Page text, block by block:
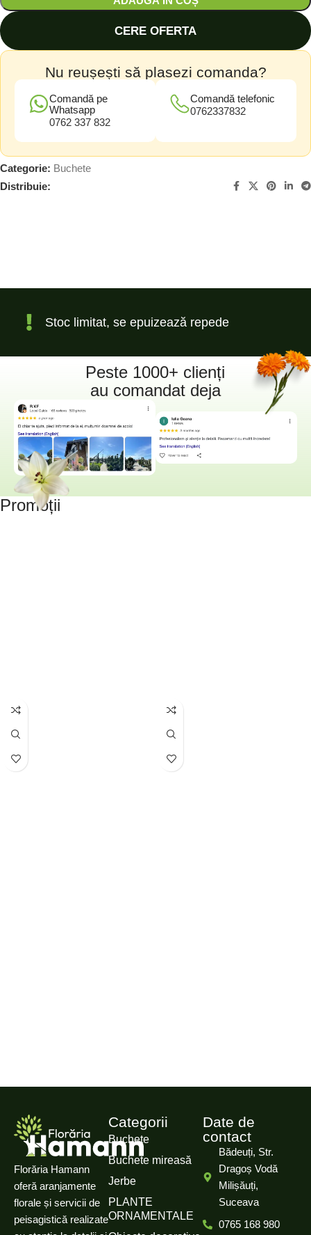
CERE OFERTA
Nu reușești să plasezi comanda?
Comandă pe
Whatsapp
0762 337 832
Comandă telefonic
0762337832
Categorie: Buchete
Distribuie:
Stoc limitat, se epuizează repede
Peste 1000+ clienți
au comandat deja
Promoții
Florăria Hamann
oferă aranjamente
florale și servicii de
peisagistică realizate
Categorii
Buchete
Buchete mireasă
Jerbe
PLANTE
ORNAMENTALE
Date de
contact
Bădeuți, Str.
Dragoș Vodă
Milișăuți,
Suceava
0765 168 980